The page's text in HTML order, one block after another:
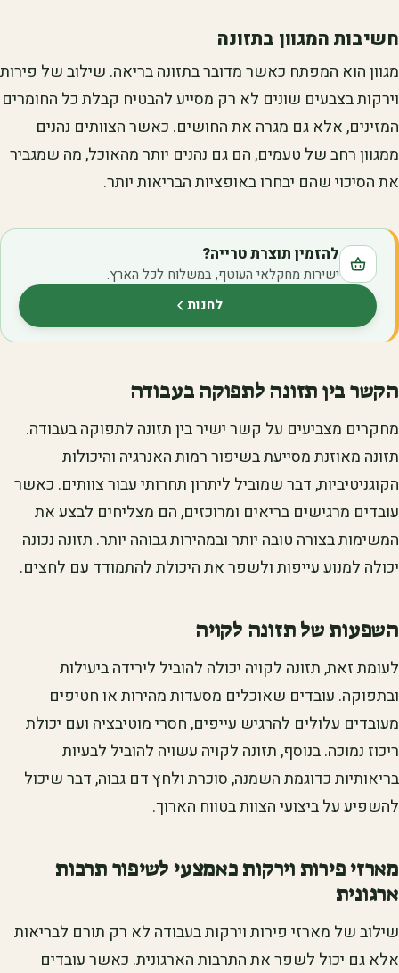
חשיבות המגוון בתזונה
מגוון הוא המפתח כאשר מדובר בתזונה בריאה. שילוב של פירות
וירקות בצבעים שונים לא רק מסייע להבטיח קבלת כל החומרים
המזינים, אלא גם מגרה את החושים. כאשר הצוותים נהנים
ממגוון רחב של טעמים, הם גם נהנים יותר מהאוכל, מה שמגביר
את הסיכוי שהם יבחרו באופציות הבריאות יותר.
להזמין תוצרת טרייה?
ישירות מחקלאי העוטף, במשלוח לכל הארץ.
לחנות(נפתח בלשונית חדשה)
הקשר בין תזונה לתפוקה בעבודה
מחקרים מצביעים על קשר ישיר בין תזונה לתפוקה בעבודה.
תזונה מאוזנת מסייעת בשיפור רמות האנרגיה והיכולות
הקוגניטיביות, דבר שמוביל ליתרון תחרותי עבור צוותים. כאשר
עובדים מרגישים בריאים ומרוכזים, הם מצליחים לבצע את
המשימות בצורה טובה יותר ובמהירות גבוהה יותר. תזונה נכונה
יכולה למנוע עייפות ולשפר את היכולת להתמודד עם לחצים.
השפעות של תזונה לקויה
לעומת זאת, תזונה לקויה יכולה להוביל לירידה ביעילות
ובתפוקה. עובדים שאוכלים מסעדות מהירות או חטיפים
מעובדים עלולים להרגיש עייפים, חסרי מוטיבציה ועם יכולת
ריכוז נמוכה. בנוסף, תזונה לקויה עשויה להוביל לבעיות
בריאותיות כדוגמת השמנה, סוכרת ולחץ דם גבוה, דבר שיכול
להשפיע על ביצועי הצוות בטווח הארוך.
מארזי פירות וירקות כאמצעי לשיפור תרבות
ארגונית
שילוב של מארזי פירות וירקות בעבודה לא רק תורם לבריאות
אלא גם יכול לשפר את התרבות הארגונית. כאשר עובדים